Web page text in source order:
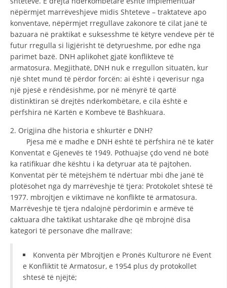
STRUKTURA DHE STRUKTURA ORGANIZATIVE
DISEMINIMI
DREJTA NDERKOMBETARE HUMANITARE
PROMOVIMI I VLERAVE HUMANE
PËRDORIMIN DHE MBROJTJEN E STEMËS
SOCIALO-HUMANITARE
SI TË JEPNI DONACIONE
PËRGATITSHMËRI DHE VEPRIM GJATË KATASTROFAVE
EKIPE PËRGJIGJE DISASTER
STACIONIN E UJIT SHPËTIMIT – VODNO
PROJEKTE
BASHKËPUNIM NDËRKOMBËTAR
nëpërmjet marrëveshjeve midis Shteteve – traktateve apo
konventave, nëpërmjet rregullave zakonore të cilat janë të
bazuara në praktikat e suksesshme të këtyre vendeve për të
futur rregulla si ligjërisht të detyrueshme, por edhe nga
parimet bazë. DNH aplikohet gjatë konflikteve të
armatosura. Megjithatë, DNH nuk e rregullon situatën, kur
një shtet mund të përdor forcën: ai është i qeverisur nga
një pjesë e rëndësishme, por në mënyrë të qartë
distinktiran së drejtës ndërkombëtare, e cila është e
përfshira në Kartën e Kombeve të Bashkuara.
2. Origjina dhe historia e shkurtër e DNH?
Pjesa më e madhe e DNH është të përfshira në të katër
Konventat e Gjenevës të 1949. Pothuajse çdo vend në botë
ka ratifikuar dhe kështu i ka detyruar ata të pajtohen.
Konventat për të mëtejshëm të ndërtuar mbi dhe janë të
plotësohet nga dy marrëveshje të tjera: Protokolet shtesë të
1977. mbrojtjen e viktimave në konflikte të armatosura.
Marrëveshje të tjera ndalojnë përdorimin e armëve të
caktuara dhe taktikat ushtarake dhe që mbrojnë disa
kategori të personave dhe mallrave:
Konventa për Mbrojtjen e Pronës Kulturore në Event
e Konfliktit të Armatosur, e 1954 plus dy protokollet
shtesë të njëjtë;